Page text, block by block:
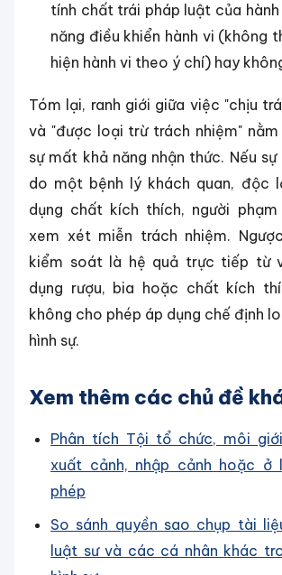
tính chất trái pháp luật của
năng điều khiển hành vi (không
hiện hành vi theo ý chí) hay
Tóm lại, ranh giới giữa việc "chịu
và "được loại trừ trách nhiệm"
sự mất khả năng nhận thức. Nếu
do một bệnh lý khách quan, độc
dụng chất kích thích, người
xem xét miễn trách nhiệm.
kiểm soát là hệ quả trực tiếp từ
dụng rượu, bia hoặc chất kích
không cho phép áp dụng chế định
hình sự.
Xem thêm các chủ đề
Phân tích Tội tổ chức, môi
xuất cảnh, nhập cảnh hoặc ở
phép
So sánh quyền sao chụp tài
luật sư và các cá nhân khác